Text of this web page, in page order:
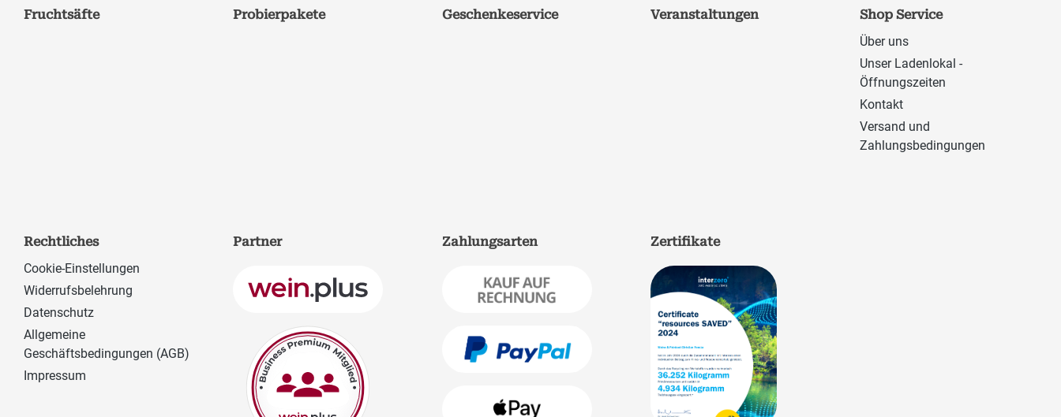
Fruchtsäfte Probierpakete Geschenkeservice Veranstaltungen
Shop Service
Über uns
Unser Ladenlokal -
Öffnungszeiten
Kontakt
Versand und
Zahlungsbedingungen
Rechtliches
Cookie-Einstellungen
Widerrufsbelehrung
Datenschutz
Allgemeine
Geschäftsbedingungen (AGB)
Impressum
Partner Zahlungsarten Zertifikate